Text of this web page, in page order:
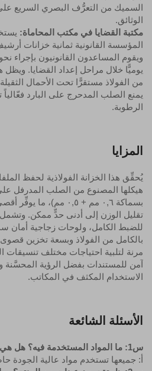
السميك من التعرُّف البصري السريع
الوثائق.
مكتبة القضايا في مكتب المحاماة:
المؤسسة القانونية ثمانية خزانات
ويقوم المساعدون القانونيون بإجراء
يوميًّا خلال مراحل إعداد القضايا. ويظل
من الفولاذ مستقرًّا تحت الأحمال
يمنع الصلب المدحرج على البارد
الرطوبة.
المزايا
يُحقِّق هذا الخزانة الفولاذية لحفظ
هيكلها المصنوع من الصلب المدرفل
بسماكة ٠,٦ مم + ٠,٥ مم)،
تقليل الوزن إلى أدنى حدٍّ ممكن. وتشمل
للضبط الكامل، ولوحات زجاجية أمان
بالكامل من الفولاذ وبسعة تخزين قصوى.
مرنة لتلبية احتياجات مختلف
آمن للمستندات بفضل الرؤية المحسَّنة
الاستخدام المكثف في المكاتب.
الأسئلة الشائعة
س1: ما المواد المستخدمة فيه؟ هل هي صديقة للبيئة؟
أ: جميعها تستخدم مواد عالية الجودة